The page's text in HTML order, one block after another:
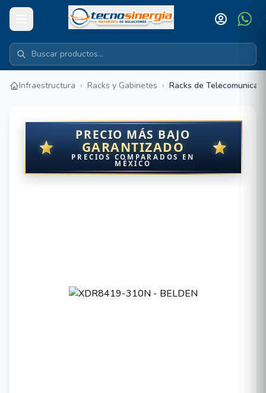
Infraestructura › Racks y Gabinetes › Racks de
PRECIO MÁS BAJO
GARANTIZADO
PRECIOS COMPARADOS EN
MÉXICO